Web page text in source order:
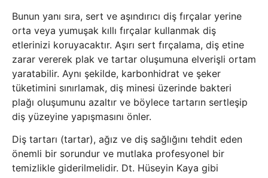
Bunun yanı sıra, sert ve aşındırıcı diş fırçalar yerine
orta veya yumuşak kıllı fırçalar kullanmak diş
etlerinizi koruyacaktır. Aşırı sert fırçalama, diş etine
zarar vererek plak ve tartar oluşumuna elverişli ortam
yaratabilir. Aynı şekilde, karbonhidrat ve şeker
tüketimini sınırlamak, diş minesi üzerinde bakteri
plağı oluşumunu azaltır ve böylece tartarın sertleşip
diş yüzeyine yapışmasını önler.
Diş tartarı (tartar), ağız ve diş sağlığını tehdit eden
önemli bir sorundur ve mutlaka profesyonel bir
temizlikle giderilmelidir. Dt. Hüseyin Kaya gibi